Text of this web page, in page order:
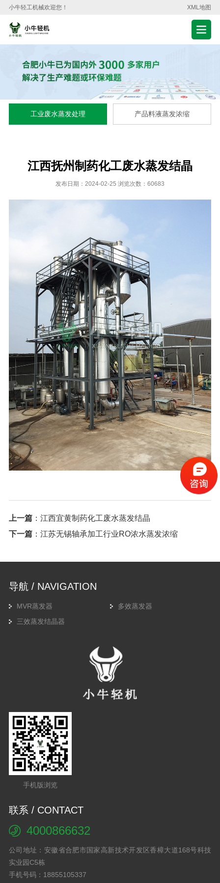
小牛轻工机械欢迎您！ XML地图
工业废水蒸发处理 产品料液蒸发浓缩
江西抚州制药化工废水蒸发结晶
发布日期：2024-02-25 浏览次数：60683
上一篇： 江西宜黄制药化工废水蒸发结晶
下一篇： 江苏无锡轴承加工行业RO浓水蒸发浓缩
导航 / NAVIGATION
MVR蒸发器
多效蒸发器
三效蒸发结晶器
手机版浏览
联系 / CONTACT
4000866632
公司地址：安徽省合肥市国家高新技术开发区香樟大道168号科技
实业园C5栋
手机号码：18855105337